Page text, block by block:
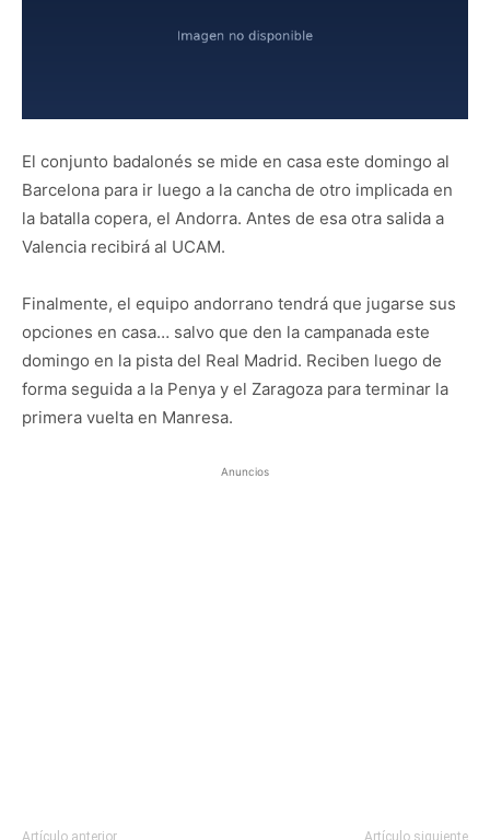
El conjunto badalonés se mide en casa este domingo al
Barcelona para ir luego a la cancha de otro implicada en
la batalla copera, el Andorra. Antes de esa otra salida a
Valencia recibirá al UCAM.
Finalmente, el equipo andorrano tendrá que jugarse sus
opciones en casa… salvo que den la campanada este
domingo en la pista del Real Madrid. Reciben luego de
forma seguida a la Penya y el Zaragoza para terminar la
primera vuelta en Manresa.
Anuncios